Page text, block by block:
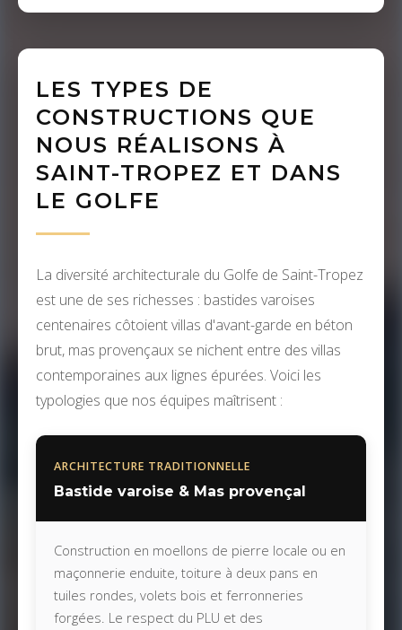
LES TYPES DE
CONSTRUCTIONS QUE
NOUS RÉALISONS À
SAINT-TROPEZ ET DANS
LE GOLFE
La diversité architecturale du Golfe de Saint-Tropez
est une de ses richesses : bastides varoises
centenaires côtoient villas d'avant-garde en béton
brut, mas provençaux se nichent entre des villas
contemporaines aux lignes épurées. Voici les
typologies que nos équipes maîtrisent :
ARCHITECTURE TRADITIONNELLE
Bastide varoise & Mas provençal
Construction en moellons de pierre locale ou en
maçonnerie enduite, toiture à deux pans en
tuiles rondes, volets bois et ferronneries
forgées. Le respect du PLU et des